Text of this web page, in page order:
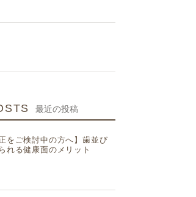
最近の投稿
をご検討中の方へ】歯並び
れる健康面のメリット